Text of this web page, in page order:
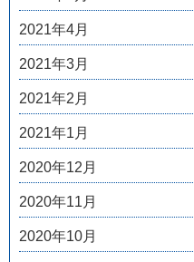
2021年4月
2021年3月
2021年2月
2021年1月
2020年12月
2020年11月
2020年10月